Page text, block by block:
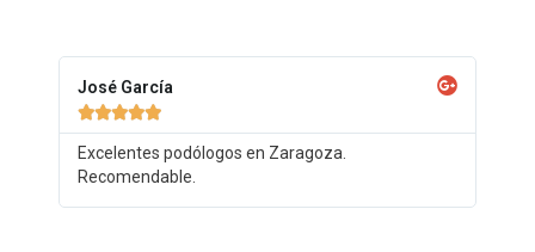
José García

Excelentes podólogos en Zaragoza.
Recomendable.